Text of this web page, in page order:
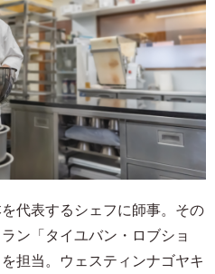
代表するシェフに師事。その
ン「タイユバン・ロブショ
担当。ウェスティンナゴヤキ